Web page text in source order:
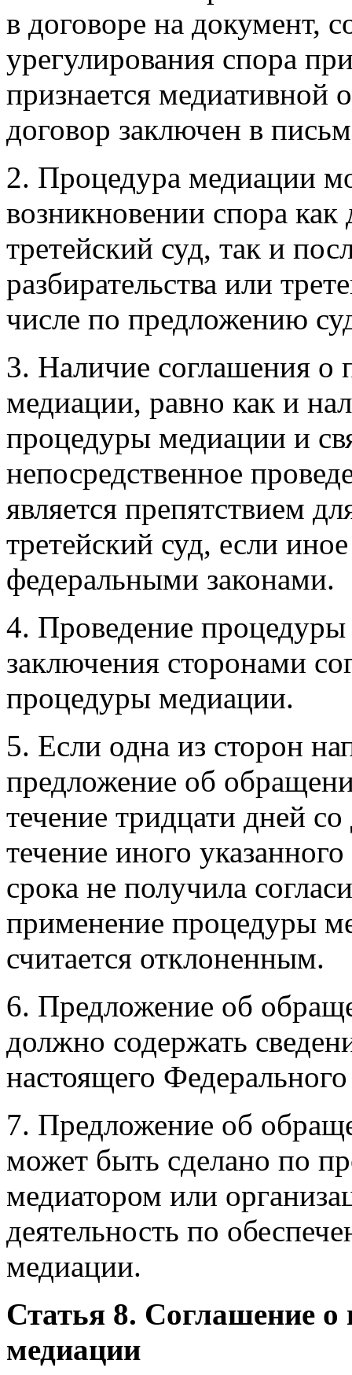
в договоре на документ,
урегулирования спора
признается медиативной
договор заключен в
2. Процедура медиации
возникновении спора
третейский суд, так и
разбирательства или
числе по предложению
3. Наличие соглашения
медиации, равно как и
процедуры медиации и
непосредственное
является препятствием
третейский суд, если
федеральными законами.
4. Проведение
заключения сторонами
процедуры медиации.
5. Если одна из сторон
предложение об
течение тридцати дней
течение иного
срока не получила
применение процедуры
считается отклоненным.
6. Предложение об
должно содержать
настоящего Федерального
7. Предложение об
может быть сделано по
медиатором или
деятельность по
медиации.
Статья 8. Соглашение о
медиации